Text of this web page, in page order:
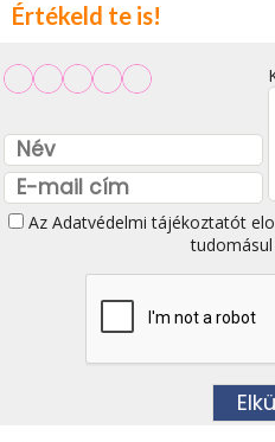
Értékeld te is!
Az Adatvédelmi tájékoztatót